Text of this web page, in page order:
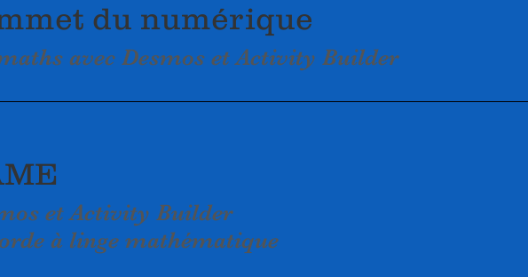
du numérique
avec Desmos et Activity Builder
et Activity Builder
à linge mathématique